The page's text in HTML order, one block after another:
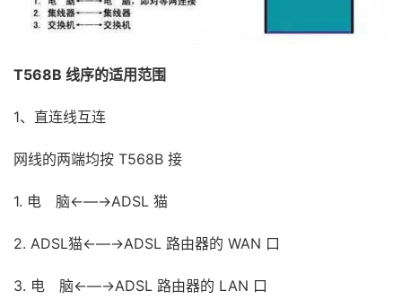
T568B 线序的适用范围
1、直连线互连
网线的两端均按 T568B 接
1. 电 脑←—→ADSL 猫
2. ADSL猫←—→ADSL 路由器的 WAN 口
3. 电 脑←—→ADSL 路由器的 LAN 口